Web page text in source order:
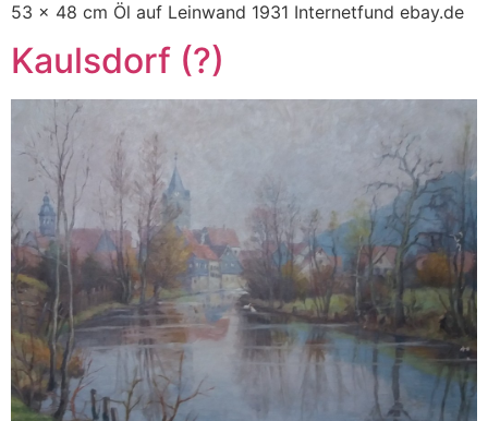
53 x 48 cm Öl auf Leinwand 1931 Internetfund ebay.de
Kaulsdorf (?)